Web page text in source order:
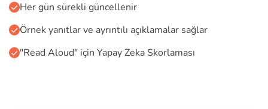
Her gün sürekli güncellenir
Örnek yanıtlar ve ayrıntılı açıklamalar sağlar
"Read Aloud" için Yapay Zeka Skorlaması